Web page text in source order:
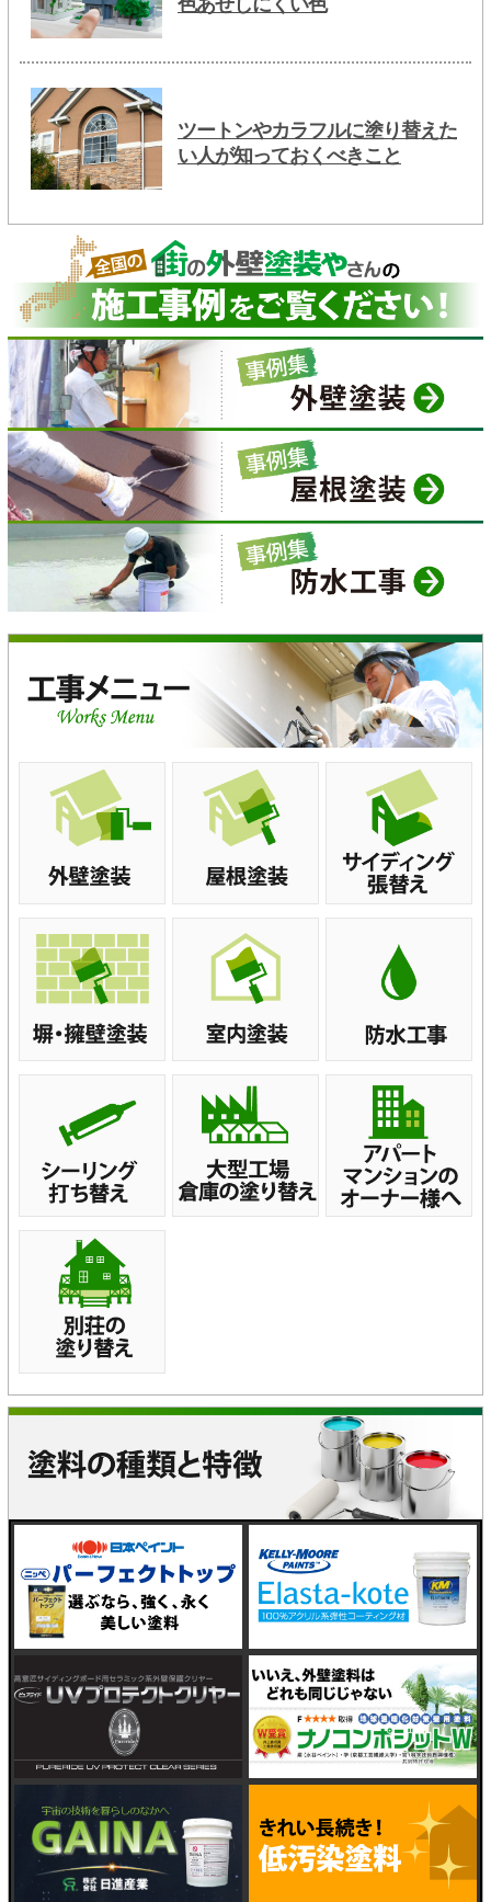
ツートンやカラフルに塗り替えた
い人が知っておくべきこと